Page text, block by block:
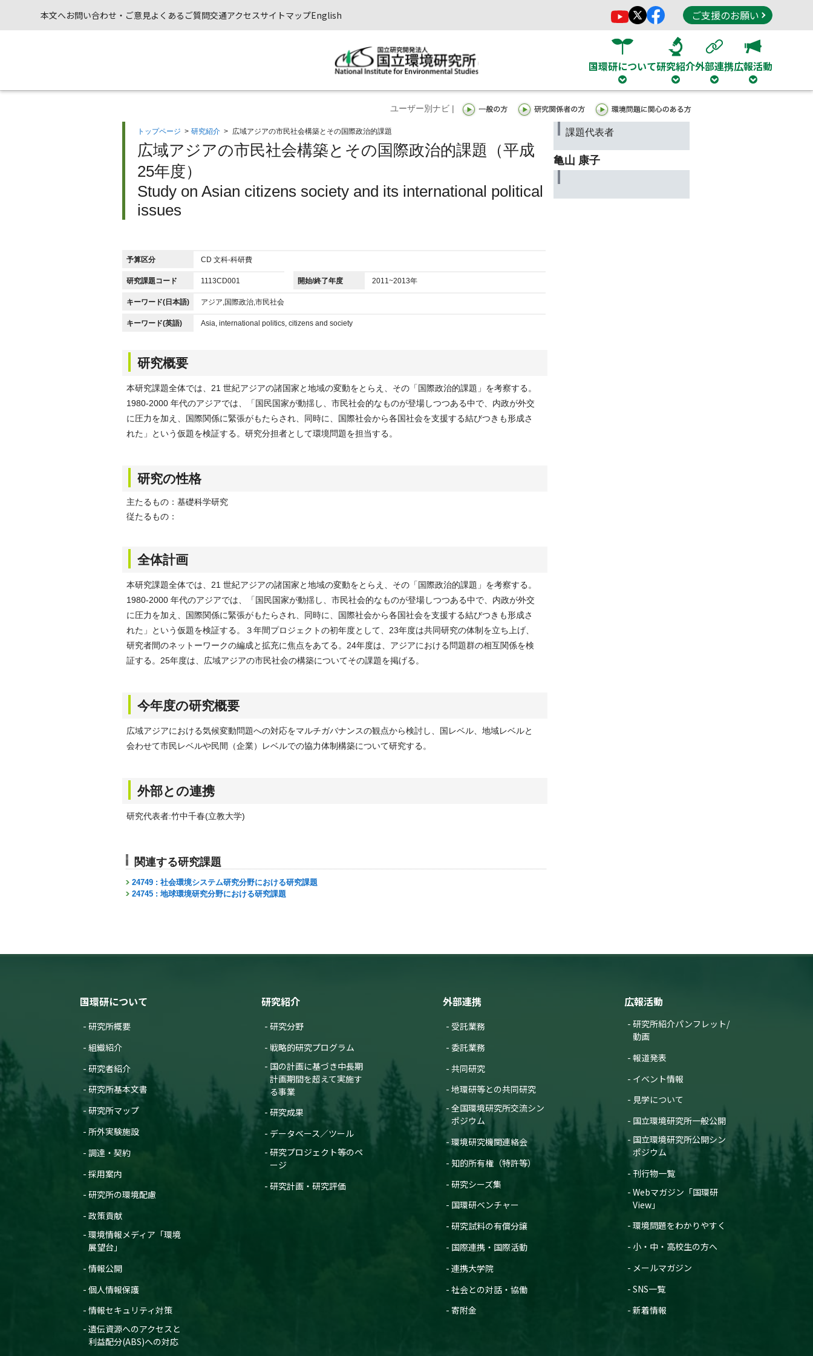
本文へお問い合わせ・ご意見よくあるご質問交通アクセスサイトマップEnglish ご支援のお願い
国環研について研究紹介外部連携広報活動
ユーザー別ナビ |
トップページ > 研究紹介 > 広域アジアの市民社会構築とその国際政治的課題
広域アジアの市民社会構築とその国際政治的課題（平成
25年度）
Study on Asian citizens society and its international political
issues
予算区分 CD 文科-科研費
研究課題コード 1113CD001 開始/終了年度 2011~2013年
キーワード(日本語) アジア,国際政治,市民社会
キーワード(英語) Asia, international politics, citizens and society
研究概要
本研究課題全体では、21 世紀アジアの諸国家と地域の変動をとらえ、その「国際政治的課題」を考察する。
1980-2000 年代のアジアでは、「国民国家が動揺し、市民社会的なものが登場しつつある中で、内政が外交
に圧力を加え、国際関係に緊張がもたらされ、同時に、国際社会から各国社会を支援する結びつきも形成さ
れた」という仮題を検証する。研究分担者として環境問題を担当する。
研究の性格
主たるもの：基礎科学研究
従たるもの：
全体計画
本研究課題全体では、21 世紀アジアの諸国家と地域の変動をとらえ、その「国際政治的課題」を考察する。
1980-2000 年代のアジアでは、「国民国家が動揺し、市民社会的なものが登場しつつある中で、内政が外交
に圧力を加え、国際関係に緊張がもたらされ、同時に、国際社会から各国社会を支援する結びつきも形成さ
れた」という仮題を検証する。３年間プロジェクトの初年度として、23年度は共同研究の体制を立ち上げ、
研究者間のネットーワークの編成と拡充に焦点をあてる。24年度は、アジアにおける問題群の相互関係を検
証する。25年度は、広域アジアの市民社会の構築についてその課題を掲げる。
今年度の研究概要
広域アジアにおける気候変動問題への対応をマルチガバナンスの観点から検討し、国レベル、地域レベルと
会わせて市民レベルや民間（企業）レベルでの協力体制構築について研究する。
外部との連携
研究代表者:竹中千春(立教大学)
関連する研究課題
24749 : 社会環境システム研究分野における研究課題
24745 : 地球環境研究分野における研究課題
課題代表者
亀山 康子
国環研について
研究所概要
組織紹介
研究者紹介
研究所基本文書
研究所マップ
所外実験施設
調達・契約
採用案内
研究所の環境配慮
政策貢献
環境情報メディア「環境
展望台」
情報公開
個人情報保護
情報セキュリティ対策
遺伝資源へのアクセスと
利益配分(ABS)への対応
研究紹介
研究分野
戦略的研究プログラム
国の計画に基づき中長期
計画期間を超えて実施す
る事業
研究成果
データベース／ツール
研究プロジェクト等のペ
ージ
研究計画・研究評価
外部連携
受託業務
委託業務
共同研究
地環研等との共同研究
全国環境研究所交流シン
ポジウム
環境研究機関連絡会
知的所有権（特許等）
研究シーズ集
国環研ベンチャー
研究試料の有償分譲
国際連携・国際活動
連携大学院
社会との対話・協働
寄附金
広報活動
研究所紹介パンフレット/
動画
報道発表
イベント情報
見学について
国立環境研究所一般公開
国立環境研究所公開シン
ポジウム
刊行物一覧
Webマガジン「国環研
View」
環境問題をわかりやすく
小・中・高校生の方へ
メールマガジン
SNS一覧
新着情報